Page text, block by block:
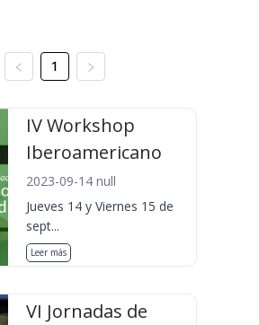
1
IV Workshop
Iberoamericano
2023-09-14 null
Jueves 14 y Viernes 15 de
sept...
Leer más
VI Jornadas de